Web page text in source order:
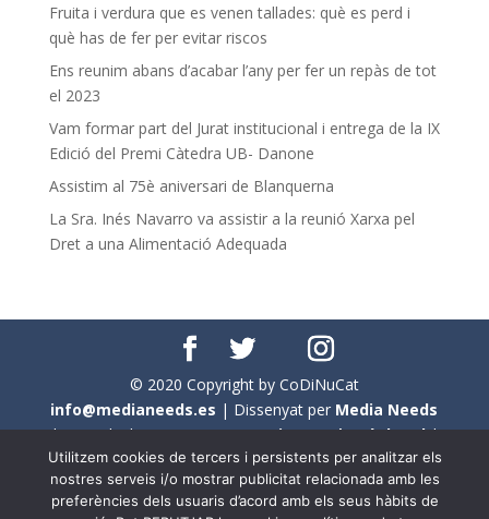
Fruita i verdura que es venen tallades: què es perd i
què has de fer per evitar riscos
Ens reunim abans d’acabar l’any per fer un repàs de tot
el 2023
Vam formar part del Jurat institucional i entrega de la IX
Edició del Premi Càtedra UB- Danone
Assistim al 75è aniversari de Blanquerna
La Sra. Inés Navarro va assistir a la reunió Xarxa pel
Dret a una Alimentació Adequada
© 2020 Copyright by CoDiNuCat
info@medianeeds.es | Dissenyat per Media Needs
| Tots els drets reservats aCoDiNuCat |Avís legal|
Avís per cookies
En aquest web s'ha tingut en compte l'ús no sexista del
Utilitzem cookies de tercers i persistents per analitzar els
nostres serveis i/o mostrar publicitat relacionada amb les
preferències dels usuaris d’acord amb els seus hàbits de